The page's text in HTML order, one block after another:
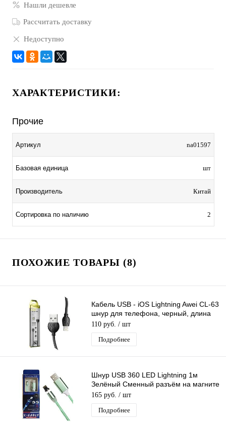
Нашли дешевле
Рассчитать доставку
Недоступно
ХАРАКТЕРИСТИКИ:
Прочие
Артикул na01597
Базовая единица шт
Производитель Китай
Сортировка по наличию 2
ПОХОЖИЕ ТОВАРЫ (8)
Кабель USB - iOS Lightning Awei CL-63
шнур для телефона, черный, длина
1м
110 руб. / шт
Подробнее
Шнур USB 360 LED Lightning 1м
Зелёный Сменный разъём на магните
360 градусов светящийся Бегущие
Огни
165 руб. / шт
Подробнее